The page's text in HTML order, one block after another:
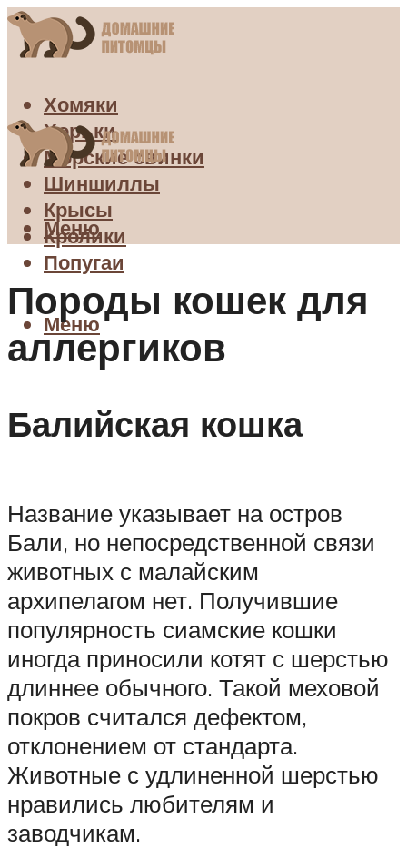
Хомяки
Хорьки
Морские свинки
Шиншиллы
Крысы
Кролики
Попугаи
Меню
Меню
Породы кошек для
аллергиков
Балийская кошка
Название указывает на остров
Бали, но непосредственной связи
животных с малайским
архипелагом нет. Получившие
популярность сиамские кошки
иногда приносили котят с шерстью
длиннее обычного. Такой меховой
покров считался дефектом,
отклонением от стандарта.
Животные с удлиненной шерстью
нравились любителям и
заводчикам.